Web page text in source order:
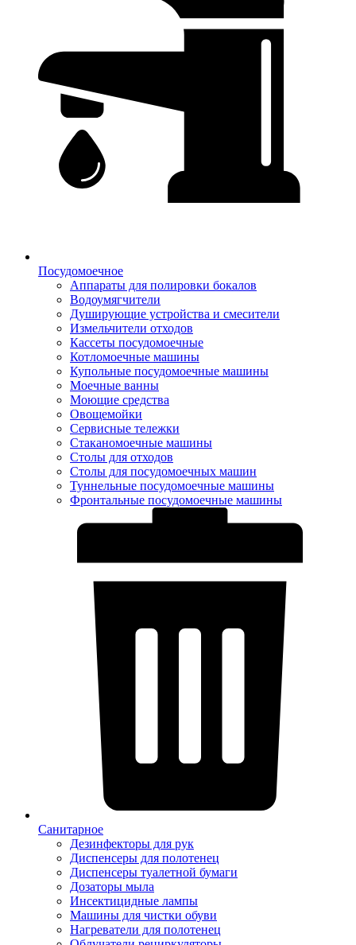
Посудомоечное
Аппараты для полировки бокалов
Водоумягчители
Душирующие устройства и смесители
Измельчители отходов
Кассеты посудомоечные
Котломоечные машины
Купольные посудомоечные машины
Моечные ванны
Моющие средства
Овощемойки
Сервисные тележки
Стаканомоечные машины
Столы для отходов
Столы для посудомоечных машин
Туннельные посудомоечные машины
Фронтальные посудомоечные машины
Санитарное
Дезинфекторы для рук
Диспенсеры для полотенец
Диспенсеры туалетной бумаги
Дозаторы мыла
Инсектицидные лампы
Машины для чистки обуви
Нагреватели для полотенец